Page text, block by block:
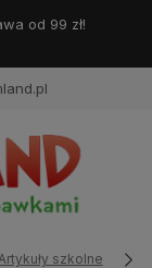
Artykuły szkolne